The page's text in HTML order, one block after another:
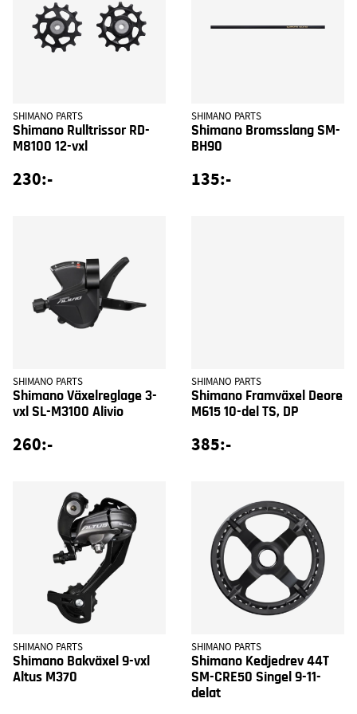
SHIMANO PARTS
Shimano Rulltrissor RD-
M8100 12-vxl
230:-
SHIMANO PARTS
Shimano Bromsslang SM-
BH90
135:-
SHIMANO PARTS
Shimano Växelreglage 3-
vxl SL-M3100 Alivio
260:-
SHIMANO PARTS
Shimano Framväxel Deore
M615 10-del TS, DP
385:-
SHIMANO PARTS
Shimano Bakväxel 9-vxl
Altus M370
SHIMANO PARTS
Shimano Kedjedrev 44T
SM-CRE50 Singel 9-11-
delat